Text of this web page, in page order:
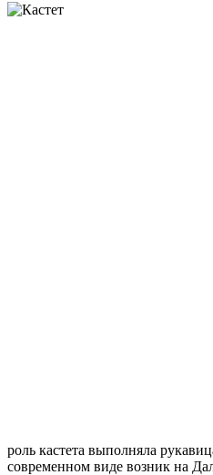
роль кастета выполняла
современном виде возник на